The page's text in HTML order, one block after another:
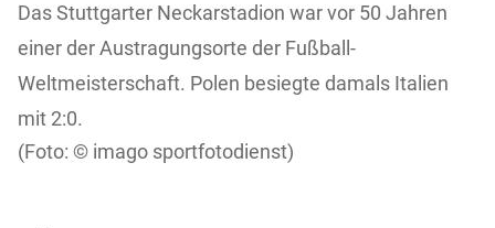
Das Stuttgarter Neckarstadion war vor 50 Jahren
einer der Austragungsorte der Fußball-
Weltmeisterschaft. Polen besiegte damals Italien
mit 2:0.
imago sportfotodienst)